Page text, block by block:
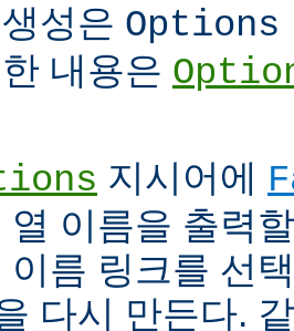
성은 Options
내용은
지시어에
열 이름을 출력
이름 링크를 선
다시 만든다.